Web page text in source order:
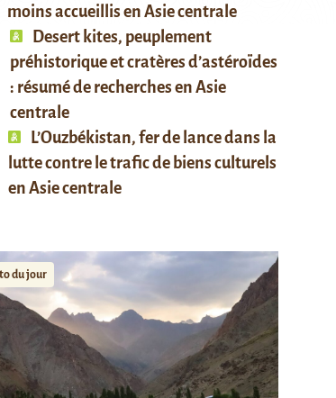
moins accueillis en Asie centrale
Desert kites, peuplement
préhistorique et cratères d’astéroïdes
: résumé de recherches en Asie
centrale
L’Ouzbékistan, fer de lance dans la
lutte contre le trafic de biens culturels
en Asie centrale
du jour